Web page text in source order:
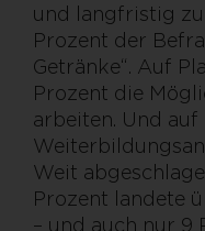
und langfristig
Prozent der
Getränke“. Auf
Prozent die
arbeiten. Und
Weit
Prozent landete
– und auch nur 9